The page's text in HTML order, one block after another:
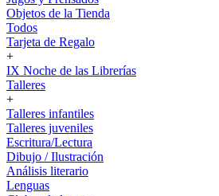
Objetos de la Tienda
Todos
Tarjeta de Regalo
+
IX Noche de las Librerías
Talleres
+
Talleres infantiles
Talleres juveniles
Escritura/Lectura
Dibujo / Ilustración
Análisis literario
Lenguas